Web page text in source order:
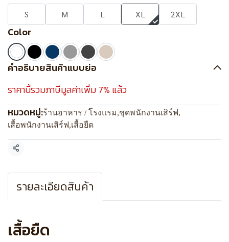
S M L XL 2XL
Color
คำอธิบายสินค้าแบบย่อ
ราคานี้รวมภาษีมูลค่าเพิ่ม 7% แล้ว
หมวดหมู่:ร้านอาหาร / โรงแรม,ชุดพนักงานเสิร์ฟ,
เสื้อพนักงานเสิร์ฟ,เสื้อยืด
แชร์
รายละเอียดสินค้า
เสื้อยืด